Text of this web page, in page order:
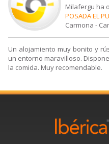
Milafergu ha
POSADA EL
Carmona -
Un alojamiento muy bonito y
un entorno maravilloso.
la comida. Muy recomendable.